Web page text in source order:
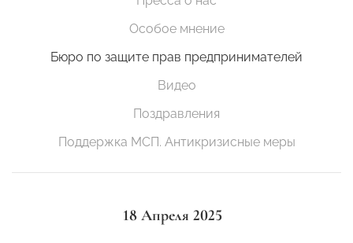
Особое мнение
Бюро по защите прав предпринимателей
Видео
Поздравления
Поддержка МСП. Антикризисные меры
18 Апреля 2025